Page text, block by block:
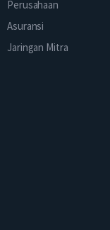
Perusahaan
Asuransi
Jaringan Mitra